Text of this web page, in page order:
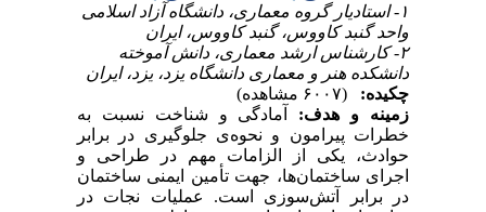
۱- استادیار گروه معماری، دانشگاه آزاد اسلامی
واحد گنبد کاووس، گنبد کاووس، ایران
۲- کارشناس ارشد معماری، دانش آموخته
دانشکده هنر و معماری دانشگاه یزد، یزد، ایران
چکیده:
(۶۰۰۷ مشاهده)
زمینه و هدف: آمادگی و شناخت نسبت به
خطرات پیرامون و نحوه‌ی جلوگیری در برابر
حوادث، یکی از الزامات مهم در طراحی و
اجرای ساختمان‌ها، جهت تأمین ایمنی ساختمان
در برابر ‌آتش‌سوزی است. عملیات نجات در